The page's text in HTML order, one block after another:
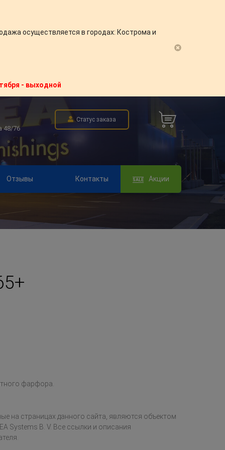
осуществляется в городах: Кострома и
- выходной
48/76
Статус заказа
Отзывы Контакты Акции
фарфора.
на страницах данного сайта, являются объектом
Systems B. V. Все ссылки и описания